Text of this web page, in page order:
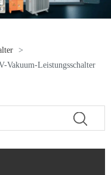
>
Vakuum-Leistungsschalter